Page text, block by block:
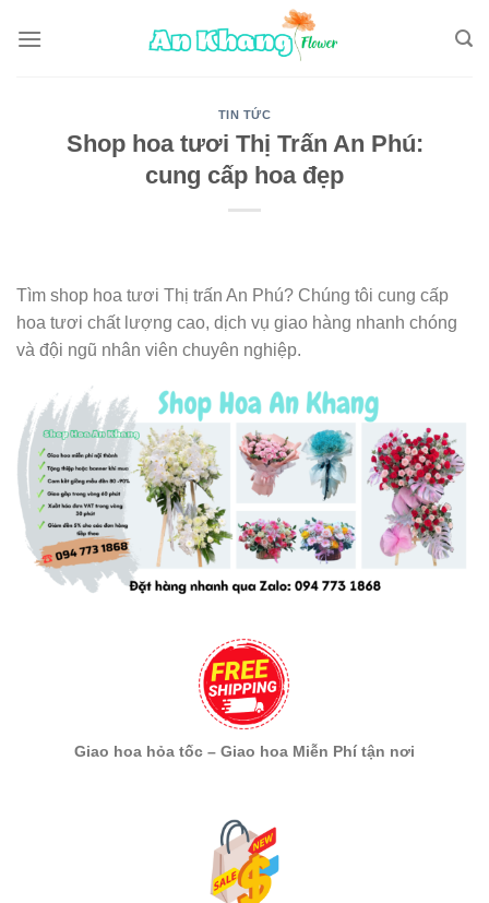
TIN TỨC
Shop hoa tươi Thị Trấn An Phú:
cung cấp hoa đẹp
Tìm shop hoa tươi Thị trấn An Phú? Chúng tôi cung cấp
hoa tươi chất lượng cao, dịch vụ giao hàng nhanh chóng
và đội ngũ nhân viên chuyên nghiệp.
Giao hoa hỏa tốc – Giao hoa Miễn Phí tận nơi